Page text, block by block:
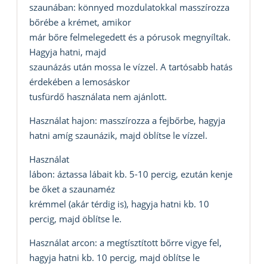
szaunában: könnyed mozdulatokkal masszírozza
bőrébe a krémet, amikor
már bőre felmelegedett és a pórusok megnyíltak.
Hagyja hatni, majd
szaunázás után mossa le vízzel. A tartósabb hatás
érdekében a lemosáskor
tusfürdő használata nem ajánlott.
Használat hajon: masszírozza a fejbőrbe, hagyja
hatni amíg szaunázik, majd öblítse le vízzel.
Használat
lábon: áztassa lábait kb. 5-10 percig, ezután kenje
be őket a szaunaméz
krémmel (akár térdig is), hagyja hatni kb. 10
percig, majd öblítse le.
Használat arcon: a megtísztított bőrre vigye fel,
hagyja hatni kb. 10 percig, majd öblítse le